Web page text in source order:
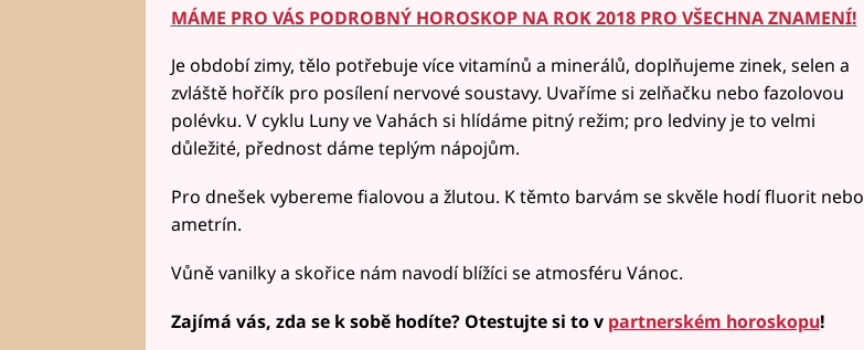
MÁME PRO VÁS PODROBNÝ HOROSKOP NA ROK 2018 PRO VŠECHNA ZNAMENÍ!
Je období zimy, tělo potřebuje více vitamínů a minerálů, doplňujeme zinek, selen a
zvláště hořčík pro posílení nervové soustavy. Uvaříme si zelňačku nebo fazolovou
polévku. V cyklu Luny ve Vahách si hlídáme pitný režim; pro ledviny je to velmi
důležité, přednost dáme teplým nápojům.
Pro dnešek vybereme fialovou a žlutou. K těmto barvám se skvěle hodí fluorit nebo
ametrín.
Vůně vanilky a skořice nám navodí blížíci se atmosféru Vánoc.
Zajímá vás, zda se k sobě hodíte? Otestujte si to v partnerském horoskopu!